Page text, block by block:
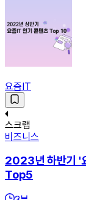
요즘IT
스크랩
비즈니스
2023년 하반기 '
Top5